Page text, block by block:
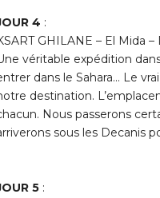
4 :
GHILANE – El Mida
véritable expédition
dans le Sahara… Le
destination.
Nous passerons
sous les Decanis
5 :